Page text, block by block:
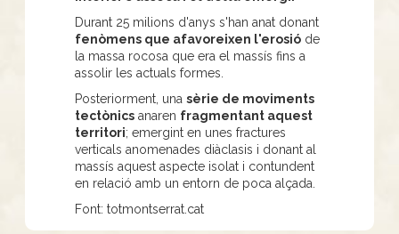
Durant 25 milions d'anys s'han anat donant
fenòmens que afavoreixen l'erosió de
la massa rocosa que era el massís fins a
assolir les actuals formes.
Posteriorment, una sèrie de moviments
tectònics anaren fragmentant aquest
territori; emergint en unes fractures
verticals anomenades diàclasis i donant al
massís aquest aspecte isolat i contundent
en relació amb un entorn de poca alçada.
Font: totmontserrat.cat